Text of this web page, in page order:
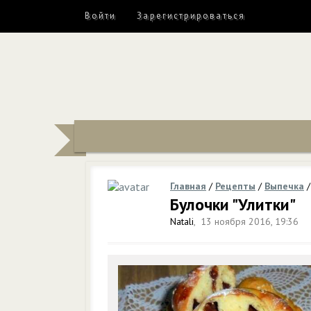
Войти Зарегистрироваться
Главная / Рецепты / Выпечка
Булочки "Улитки"
Natali, 13 ноября 2016, 19:36